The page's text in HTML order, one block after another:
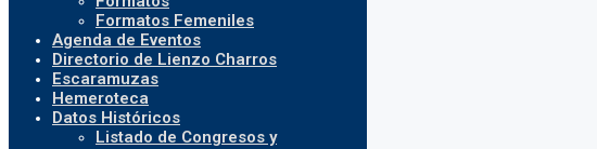
Formatos Femeniles
Agenda de Eventos
Directorio de Lienzo Charros
Escaramuzas
Hemeroteca
Datos Históricos
Listado de Congresos y